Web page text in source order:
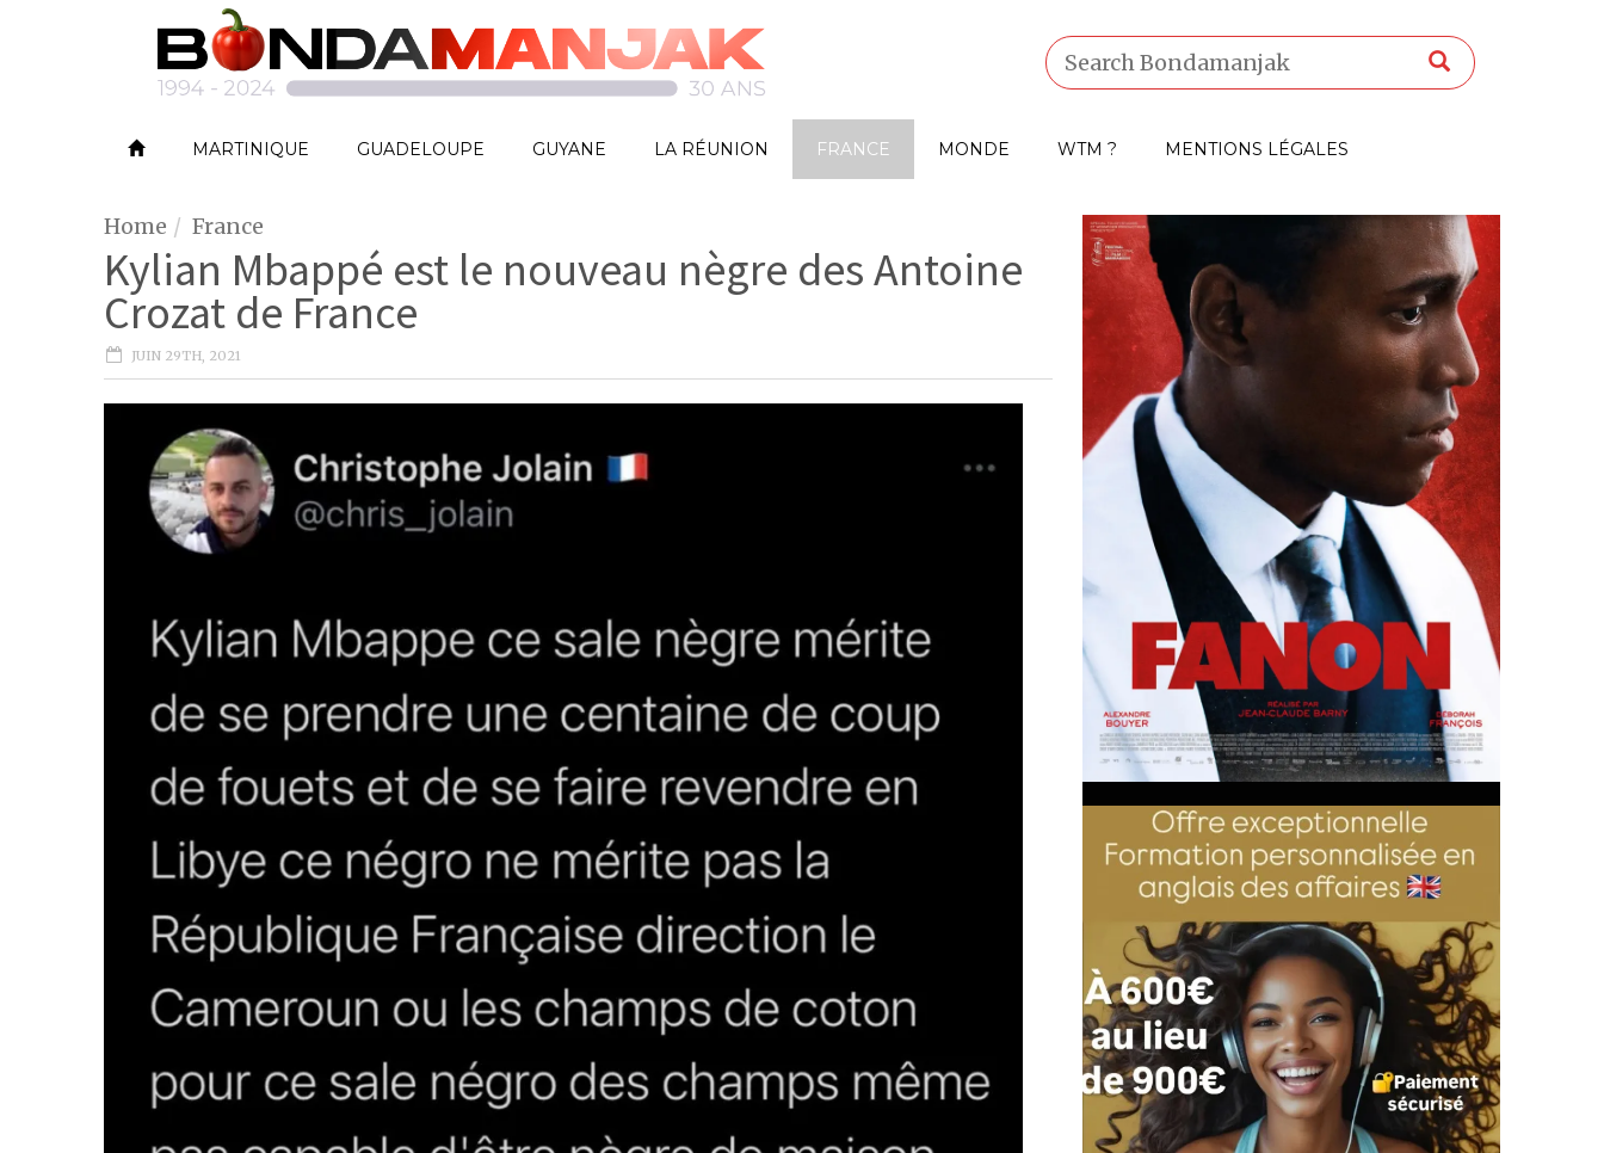
MARTINIQUE GUADELOUPE GUYANE LA RÉUNION FRANCE MONDE WTM ? MENTIONS LÉGALES
Home France
Kylian Mbappé est le nouveau nègre des Antoine
Crozat de France
JUIN 29TH, 2021